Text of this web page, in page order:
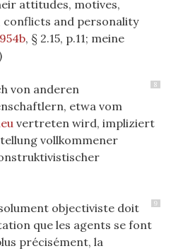
attitudes, motives,
and personality
, § 2.15, p.11; meine
8
von anderen
etwa vom
vertreten wird, impliziert
vollkommener
9
objectiviste doit
que les agents se font
précisément, la